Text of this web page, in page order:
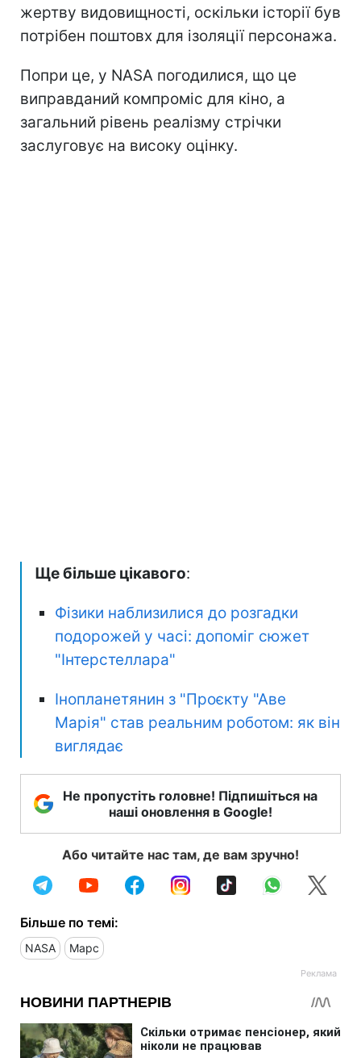
жертву видовищності, оскільки історії був
потрібен поштовх для ізоляції персонажа.
Попри це, у NASA погодилися, що це
виправданий компроміс для кіно, а
загальний рівень реалізму стрічки
заслуговує на високу оцінку.
Ще більше цікавого:
Фізики наблизилися до розгадки
подорожей у часі: допоміг сюжет
"Інтерстеллара"
Інопланетянин з "Проєкту "Аве
Марія" став реальним роботом: як він
виглядає
Не пропустіть головне! Підпишіться на
наші оновлення в Google!
Або читайте нас там, де вам зручно!
Більше по темі:
NASA Марс